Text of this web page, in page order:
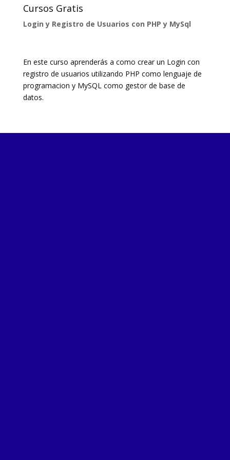
Cursos Gratis
Login y Registro de Usuarios con PHP y MySql
En este curso aprenderás a como crear un Login con
registro de usuarios utilizando PHP como lenguaje de
programacion y MySQL como gestor de base de
datos.